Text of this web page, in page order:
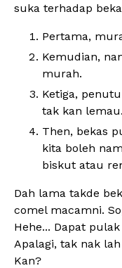
suka terhadap
Pertama,
Kemudian,
murah.
Ketiga,
tak kan lemau.
Then, bekas
kita boleh
biskut atau
Dah lama takde
comel macamni.
Hehe... Dapat
Apalagi, tak nak
Kan?